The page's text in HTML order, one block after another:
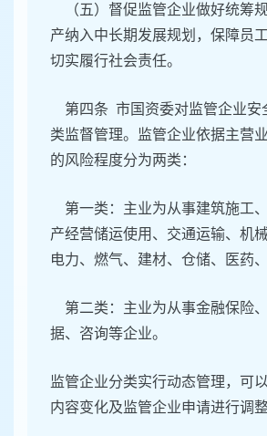
（五）督促监管企业做好统筹
产纳入中长期发展规划，保障员
切实履行社会责任。
第四条 市国资委对监管企业安
类监督管理。监管企业依据主营
的风险程度分为两类：
第一类：主业为从事建筑施工
产经营储运使用、交通运输、机
电力、燃气、建材、仓储、医药
第二类：主业为从事金融保险
据、咨询等企业。
监管企业分类实行动态管理，可
内容变化及监管企业申请进行调整